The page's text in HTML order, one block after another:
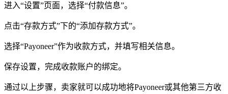
进入“设置”页面，选择“付款信息”。
点击“存款方式”下的“添加存款方式”。
选择“Payoneer”作为收款方式，并填写相关信息。
保存设置，完成收款账户的绑定。
通过以上步骤，卖家就可以成功地将Payoneer或其他第三方收